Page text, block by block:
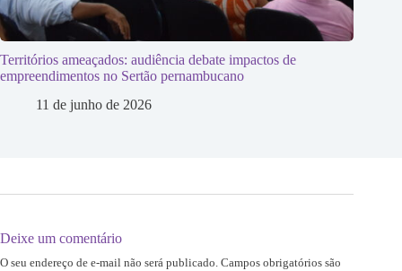
Territórios ameaçados: audiência debate impactos de
empreendimentos no Sertão pernambucano
11 de junho de 2026
Deixe um comentário
O seu endereço de e-mail não será publicado. Campos obrigatórios são